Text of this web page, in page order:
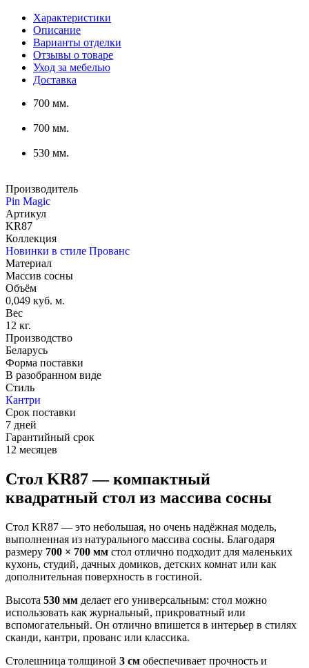
Характеристики
Описание
Варианты отделки
Отзывы о товаре
Уход за мебелью
Доставка
700 мм.
700 мм.
530 мм.
Производитель
Pin Magic
Артикул
KR87
Коллекция
Новинки в стиле Прованс
Материал
Массив сосны
Объём
0,049 куб. м.
Вес
12 кг.
Производство
Беларусь
Форма поставки
В разобранном виде
Стиль
Кантри
Срок поставки
7 дней
Гарантийный срок
12 месяцев
Стол KR87 — компактный
квадратный стол из массива сосны
Стол KR87 — это небольшая, но очень надёжная модель,
выполненная из натурального массива сосны. Благодаря
размеру 700 × 700 мм стол отлично подходит для маленьких
кухонь, студий, дачных домиков, детских комнат или как
дополнительная поверхность в гостиной.
Высота 530 мм делает его универсальным: стол можно
использовать как журнальный, прикроватный или
вспомогательный. Он отлично впишется в интерьер в стилях
сканди, кантри, прованс или классика.
Столешница толщиной 3 см обеспечивает прочность и